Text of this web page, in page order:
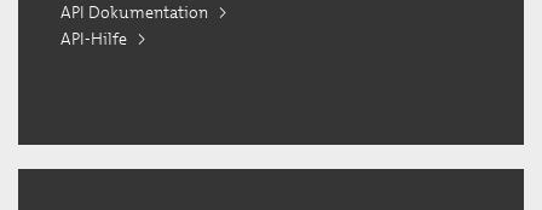
API Dokumentation
API-Hilfe